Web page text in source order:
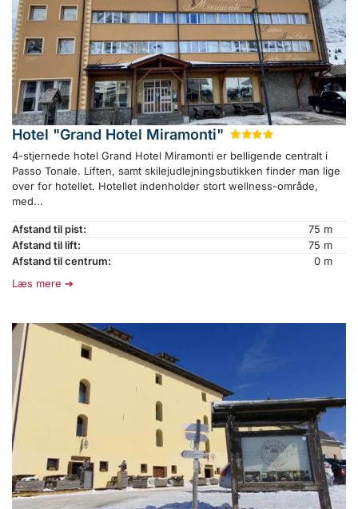
Hotel "Grand Hotel Miramonti" ★★★
4-stjernede hotel Grand Hotel Miramonti er belligende centralt i
Passo Tonale. Liften, samt skilejudlejningsbutikken finder man lige
over for hotellet. Hotellet indenholder stort wellness-område,
med...
Afstand til pist:
75 m
Afstand til lift:
75 m
Afstand til centrum:
0 m
Læs mere